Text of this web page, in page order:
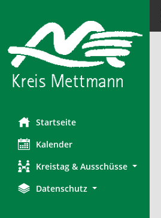
Startseite
Kalender
Kreistag & Ausschüsse
Datenschutz